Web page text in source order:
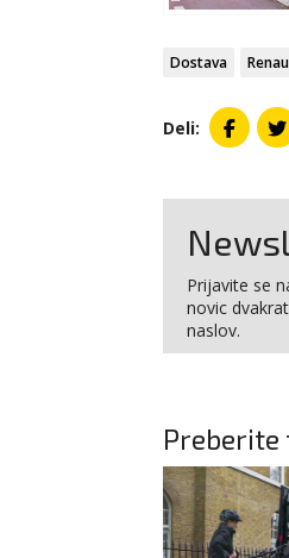
Dostava
Deli:
Prijavite se
novic
naslov.
Preberite